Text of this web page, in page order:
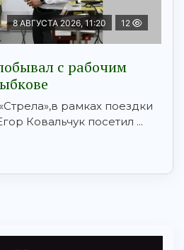
8 АВГУСТА 2026, 11:20 12
с рабочим
рамках поездки
Ковальчук посетил ...